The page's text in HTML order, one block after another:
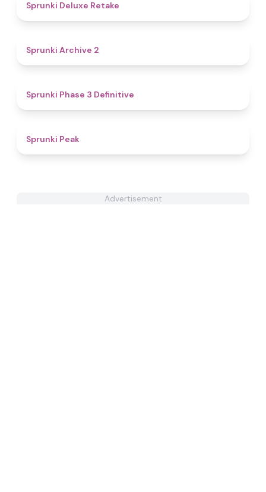
Sprunki Deluxe Retake
Sprunki Archive 2
Sprunki Phase 3 Definitive
Sprunki Peak
Advertisement